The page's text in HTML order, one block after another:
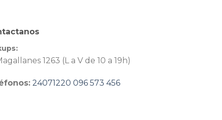
1263 (L a V de 10 a 19h)
24071220 096 573 456